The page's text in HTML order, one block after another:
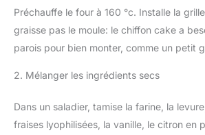
Préchauffe le four à 160 °c. Installe la
graisse pas le moule: le chiffon cake a
parois pour bien monter, comme un petit
2. Mélanger les ingrédients secs
Dans un saladier, tamise la farine, la
fraises lyophilisées, la vanille, le citron en